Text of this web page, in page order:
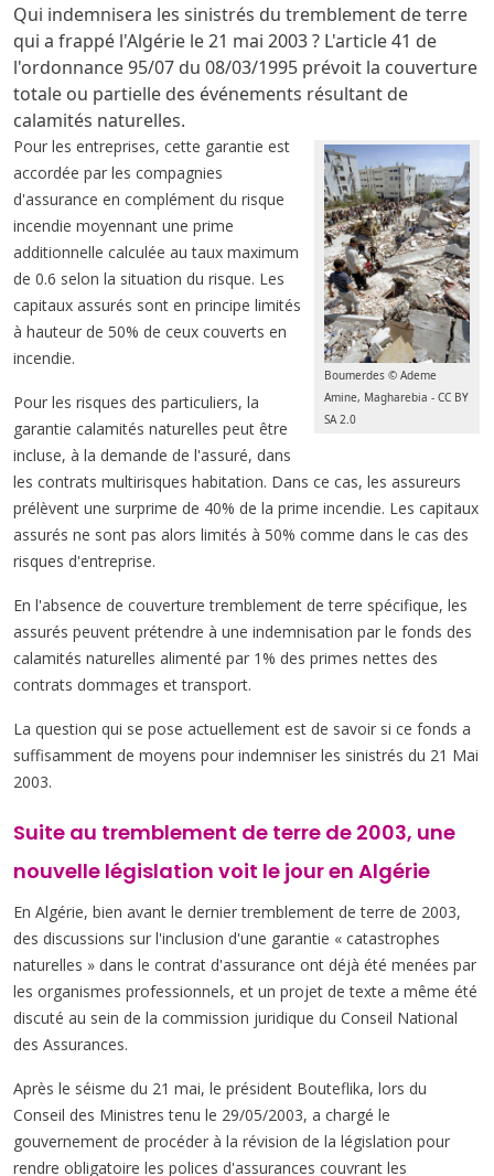
Qui indemnisera les sinistrés du tremblement de terre
qui a frappé l'Algérie le 21 mai 2003 ? L'article 41 de
l'ordonnance 95/07 du 08/03/1995 prévoit la couverture
totale ou partielle des événements résultant de
calamités naturelles.
Boumerdes © Ademe
Amine, Magharebia - CC BY
SA 2.0
Pour les entreprises, cette garantie est
accordée par les compagnies
d'assurance en complément du risque
incendie moyennant une prime
additionnelle calculée au taux maximum
de 0.6 selon la situation du risque. Les
capitaux assurés sont en principe limités
à hauteur de 50% de ceux couverts en
incendie.
Pour les risques des particuliers, la
garantie calamités naturelles peut être
incluse, à la demande de l'assuré, dans
les contrats multirisques habitation. Dans ce cas, les assureurs
prélèvent une surprime de 40% de la prime incendie. Les capitaux
assurés ne sont pas alors limités à 50% comme dans le cas des
risques d'entreprise.
En l'absence de couverture tremblement de terre spécifique, les
assurés peuvent prétendre à une indemnisation par le fonds des
calamités naturelles alimenté par 1% des primes nettes des
contrats dommages et transport.
La question qui se pose actuellement est de savoir si ce fonds a
suffisamment de moyens pour indemniser les sinistrés du 21 Mai
2003.
Suite au tremblement de terre de 2003, une
nouvelle législation voit le jour en Algérie
En Algérie, bien avant le dernier tremblement de terre de 2003,
des discussions sur l'inclusion d'une garantie « catastrophes
naturelles » dans le contrat d'assurance ont déjà été menées par
les organismes professionnels, et un projet de texte a même été
discuté au sein de la commission juridique du Conseil National
des Assurances.
Après le séisme du 21 mai, le président Bouteflika, lors du
Conseil des Ministres tenu le 29/05/2003, a chargé le
gouvernement de procéder à la révision de la législation pour
rendre obligatoire les polices d'assurances couvrant les